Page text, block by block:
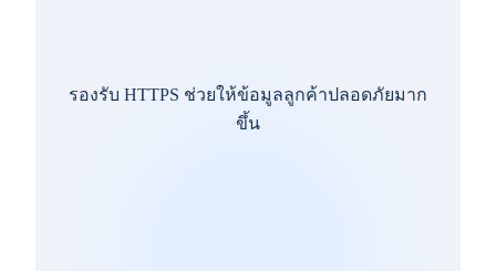
รองรับ HTTPS ช่วยให้ข้อมูลลูกค้าปลอดภัยมาก
ขึ้น